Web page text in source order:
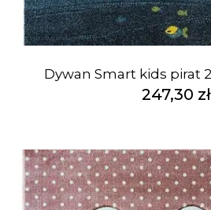
Dywan Smart kids pirat
247,30 zł